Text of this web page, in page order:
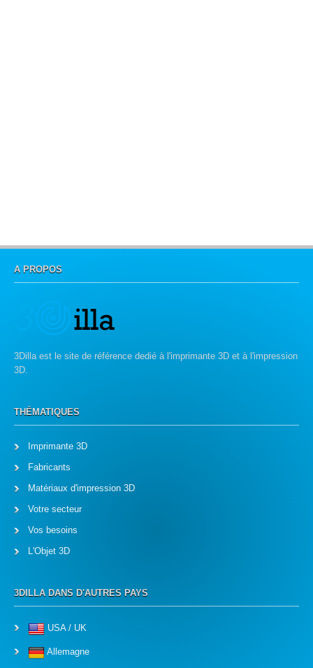
A PROPOS
3Dilla est le site de référence dedié à l'imprimante 3D et à l'impression
3D.
THÉMATIQUES
Imprimante 3D
Fabricants
Matériaux d'impression 3D
Votre secteur
Vos besoins
L'Objet 3D
3DILLA DANS D'AUTRES PAYS
USA / UK
Allemagne